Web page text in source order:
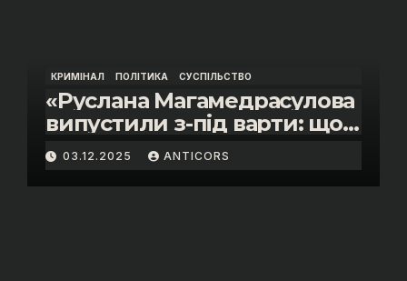
КРИМІНАЛ ПОЛІТИКА СУСПІЛЬСТВО
«Руслана Магамедрасулова
випустили з-під варти: що
відбувалось у залі суду»
03.12.2025 ANTICORS